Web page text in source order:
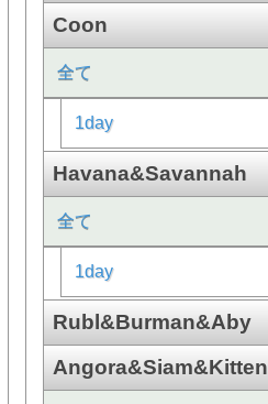
Coon
全て
1day
Havana&Savannah
全て
1day
Rubl&Burman&Aby
Angora&Siam&Kitten